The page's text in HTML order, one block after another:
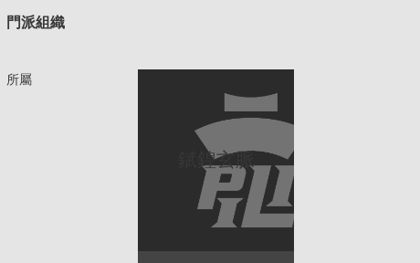
門派組織
所屬
錻鍠玄脈